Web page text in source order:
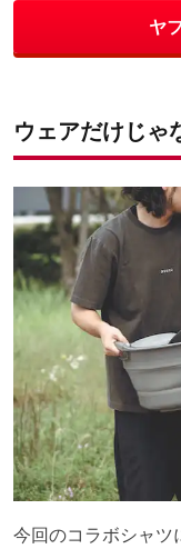
ヤ
ウェアだけじゃ
今回のコラボシャツ